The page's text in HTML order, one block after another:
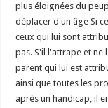
plus éloignées du
déplacer d'un âge Si
ceux qui lui sont
pas. S'il l'attrape et ne
parent qui lui est
ainsi que toutes les
après un handicap, il